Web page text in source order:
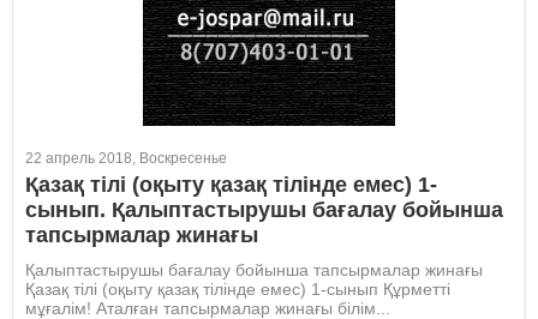
22 апрель 2018, Воскресенье
Қазақ тілі (оқыту қазақ тілінде емес) 1-
сынып. Қалыптастырушы бағалау бойынша
тапсырмалар жинағы
Қалыптастырушы бағалау бойынша тапсырмалар жинағы
Қазақ тілі (оқыту қазақ тілінде емес) 1-сынып Құрметті
мұғалім! Аталған тапсырмалар жинағы білім...